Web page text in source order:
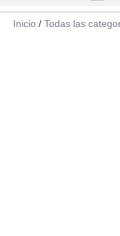
Inicio / Todas las